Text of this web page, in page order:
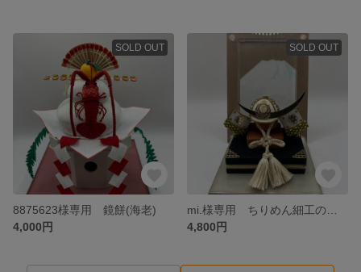
SOLD OUT
8875623様専用 鏡餅(海老)
4,000円
SOLD OUT
4,800円